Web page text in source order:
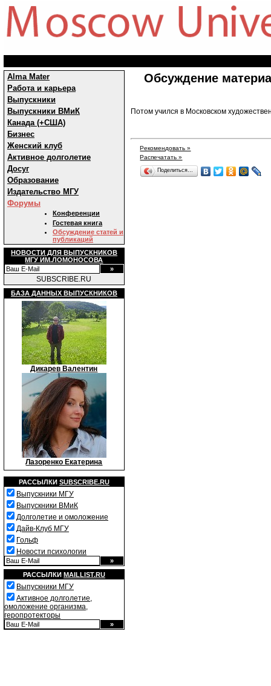
Alma Mater
Работа и карьера
Выпускники
Выпускники ВМиК
Канада (+США)
Бизнес
Женский клуб
Активное долголетие
Досуг
Образование
Издательство МГУ
Форумы
Конференции
Гостевая книга
Обсуждение статей и
публикаций
НОВОСТИ ДЛЯ ВЫПУСКНИКОВ
МГУ ИМ.ЛОМОНОСОВА
SUBSCRIBE.RU
БАЗА ДАННЫХ ВЫПУСКНИКОВ
Дикарев Валентин
Лазоренко Екатерина
РАССЫЛКИ SUBSCRIBE.RU
Выпускники МГУ
Выпускники ВМиК
Долголетие и омоложение
Дайв-Клуб МГУ
Гольф
Новости психологии
РАССЫЛКИ MAILLIST.RU
Выпускники МГУ
Активное долголетие,
омоложение организма,
геропротекторы
Обсуждение
Потом учился в Московском
Рекомендовать »
Распечатать »
Поделиться…